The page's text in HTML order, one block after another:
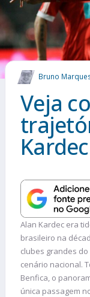
COMO
MAIS
Bruno
Veja
Alan Kardec era
brasileiro na
clubes grandes
cenário nacional.
Benfica, o
única passagem